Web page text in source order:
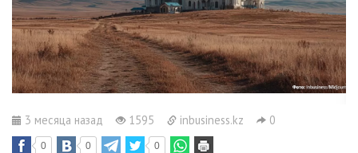
3 месяца назад 1595 inbusiness.kz 0
0 0 0